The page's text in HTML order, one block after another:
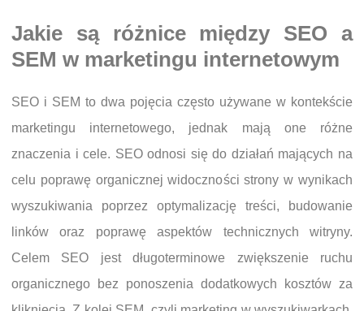
Jakie są różnice między SEO a
SEM w marketingu internetowym
SEO i SEM to dwa pojęcia często używane w kontekście
marketingu internetowego, jednak mają one różne
znaczenia i cele. SEO odnosi się do działań mających na
celu poprawę organicznej widoczności strony w wynikach
wyszukiwania poprzez optymalizację treści, budowanie
linków oraz poprawę aspektów technicznych witryny.
Celem SEO jest długoterminowe zwiększenie ruchu
organicznego bez ponoszenia dodatkowych kosztów za